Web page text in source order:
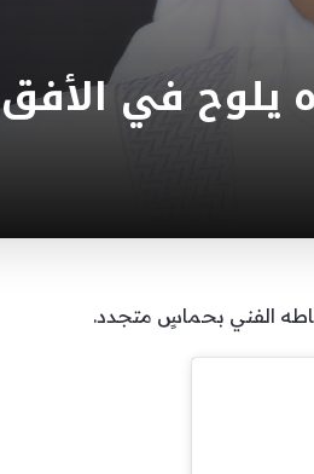
يلوح في الأفق
الفني بحماسٍ متجدد.